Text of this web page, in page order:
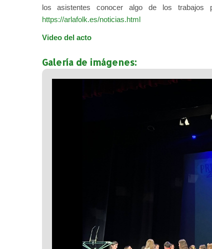
los asistentes conocer algo de los
https://arlafolk.es/noticias.html
Video del acto
Galería de imágenes: